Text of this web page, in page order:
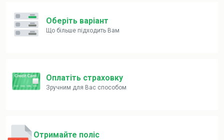
Оберіть варіант
Що більше підходить Вам
Оплатіть страховку
Зручним для Вас способом
Отримайте поліс